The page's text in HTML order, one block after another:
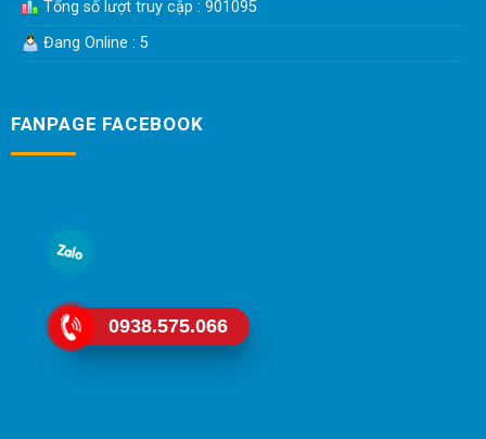
Tổng số lượt truy cập : 901095
Đang Online : 5
FANPAGE FACEBOOK
0938.575.066